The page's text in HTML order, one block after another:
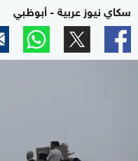
سكاي نيوز عربية - أبوظبي